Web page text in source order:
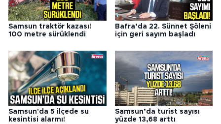
Samsun traktör kazası!
100 metre sürüklendi
Bafra’da 22. Sünnet Şöleni
için geri sayım başladı
Samsun'da 5 ilçede su
kesintisi alarmı!
Samsun’da turist sayısı
yüzde 13,68 arttı